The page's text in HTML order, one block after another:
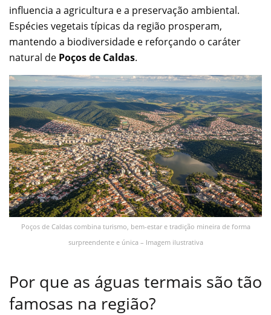
influencia a agricultura e a preservação ambiental.
Espécies vegetais típicas da região prosperam,
mantendo a biodiversidade e reforçando o caráter
natural de Poços de Caldas.
Poços de Caldas combina turismo, bem-estar e tradição mineira de forma
surpreendente e única – Imagem ilustrativa
Por que as águas termais são tão
famosas na região?